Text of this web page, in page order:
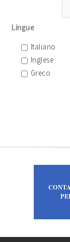
Lingue
Italiano
Inglese
Greco